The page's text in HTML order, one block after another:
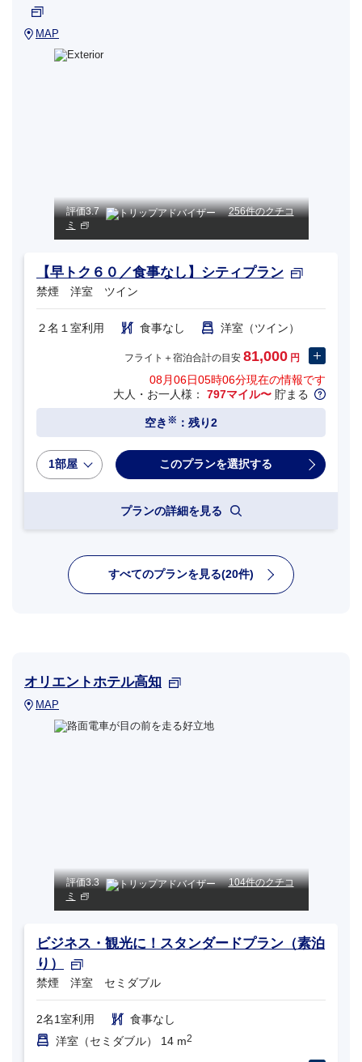
MAP
評価3.7
256件のクチコ
ミ
【早トク６０／食事なし】シティプラン
禁煙 洋室 ツイン
２名１室利用 食事なし 洋室（ツイン）
フライト＋宿泊合計の目安 81,000 円
08月06日05時06分現在の情報です
大人・お一人様： 797マイル〜 貯まる
空き ※ ：残り2
1部屋
プランの詳細を見る
すべてのプランを見る(20件)
オリエントホテル高知
MAP
評価3.3
104件のクチコ
ミ
ビジネス・観光に！スタンダードプラン（素泊
り）
禁煙 洋室 セミダブル
2名1室利用
食事なし
洋室（セミダブル） 14 m2